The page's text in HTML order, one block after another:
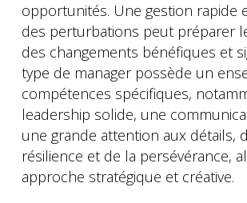
opportunités. Une gestion rapide
des perturbations peut préparer
des changements bénéfiques et
type de manager possède un
compétences spécifiques,
leadership solide, une
une grande attention aux détails,
résilience et de la persévérance,
approche stratégique et créative.